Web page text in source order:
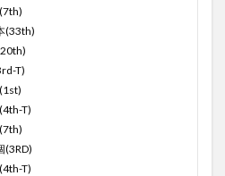
(33th)
T)
T)
T)